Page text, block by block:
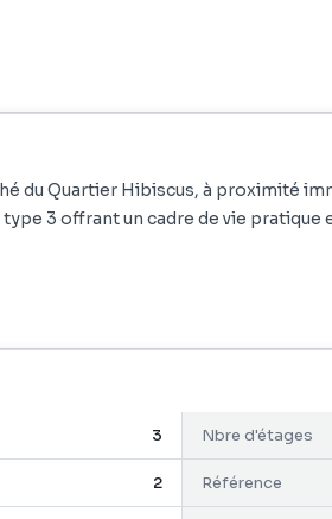
du Quartier Hibiscus, à proximité
3 offrant un cadre de vie pratique
une cuisine aménagée, deux
calme avec portail électrique, une
place.
3 Nbre d'étages
2 Référence